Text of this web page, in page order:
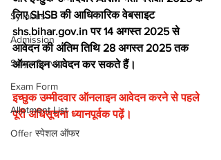
Syllabus
Admission
Satya Services
Exam Form
Allotment List
Offer स्पेशल ऑफर
लिए SHSB की आधिकारिक वेबसाइट
shs.bihar.gov.in पर 14 अगस्त 2025 से
आवेदन की अंतिम तिथि 28 अगस्त 2025 तक
ऑनलाइन आवेदन कर सकते हैं।
इच्छुक उम्मीदवार ऑनलाइन आवेदन करने से पहले
पूरी अधिसूचना ध्यानपूर्वक पढ़ें।